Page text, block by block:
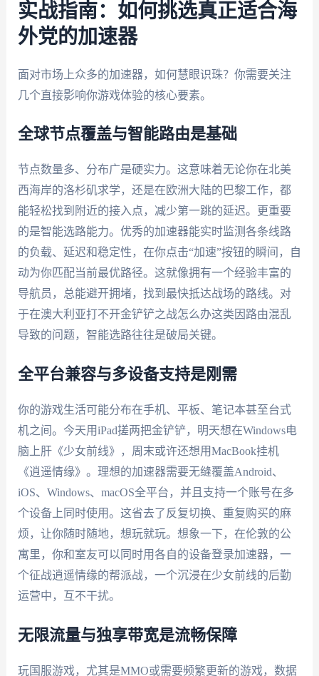
实战指南：如何挑选真正适合海
外党的加速器
面对市场上众多的加速器，如何慧眼识珠？你需要关注
几个直接影响你游戏体验的核心要素。
全球节点覆盖与智能路由是基础
节点数量多、分布广是硬实力。这意味着无论你在北美
西海岸的洛杉矶求学，还是在欧洲大陆的巴黎工作，都
能轻松找到附近的接入点，减少第一跳的延迟。更重要
的是智能选路能力。优秀的加速器能实时监测各条线路
的负载、延迟和稳定性，在你点击“加速”按钮的瞬间，自
动为你匹配当前最优路径。这就像拥有一个经验丰富的
导航员，总能避开拥堵，找到最快抵达战场的路线。对
于在澳大利亚打不开金铲铲之战怎么办这类因路由混乱
导致的问题，智能选路往往是破局关键。
全平台兼容与多设备支持是刚需
你的游戏生活可能分布在手机、平板、笔记本甚至台式
机之间。今天用iPad搓两把金铲铲，明天想在Windows电
脑上肝《少女前线》，周末或许还想用MacBook挂机
《逍遥情缘》。理想的加速器需要无缝覆盖Android、
iOS、Windows、macOS全平台，并且支持一个账号在多
个设备上同时使用。这省去了反复切换、重复购买的麻
烦，让你随时随地，想玩就玩。想象一下，在伦敦的公
寓里，你和室友可以同时用各自的设备登录加速器，一
个征战逍遥情缘的帮派战，一个沉浸在少女前线的后勤
运营中，互不干扰。
无限流量与独享带宽是流畅保障
玩国服游戏，尤其是MMO或需要频繁更新的游戏，数据